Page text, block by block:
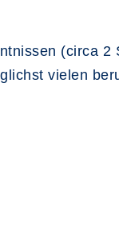
(circa
vielen